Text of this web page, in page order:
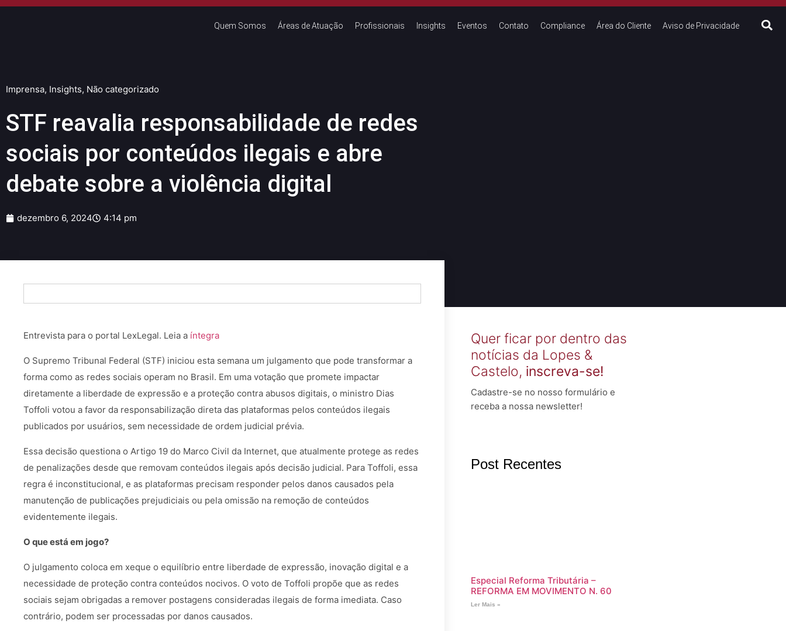
Quem Somos Áreas de Atuação Profissionais Insights Eventos Contato Compliance Área do Cliente Aviso de Privacidade
Imprensa, Insights, Não categorizado
STF reavalia responsabilidade de redes
sociais por conteúdos ilegais e abre
debate sobre a violência digital
dezembro 6, 2024 4:14 pm
Entrevista para o portal LexLegal. Leia a íntegra
O Supremo Tribunal Federal (STF) iniciou esta semana um julgamento que pode transformar a
forma como as redes sociais operam no Brasil. Em uma votação que promete impactar
diretamente a liberdade de expressão e a proteção contra abusos digitais, o ministro Dias
Toffoli votou a favor da responsabilização direta das plataformas pelos conteúdos ilegais
publicados por usuários, sem necessidade de ordem judicial prévia.
Essa decisão questiona o Artigo 19 do Marco Civil da Internet, que atualmente protege as redes
de penalizações desde que removam conteúdos ilegais após decisão judicial. Para Toffoli, essa
regra é inconstitucional, e as plataformas precisam responder pelos danos causados pela
manutenção de publicações prejudiciais ou pela omissão na remoção de conteúdos
evidentemente ilegais.
O que está em jogo?
O julgamento coloca em xeque o equilíbrio entre liberdade de expressão, inovação digital e a
necessidade de proteção contra conteúdos nocivos. O voto de Toffoli propõe que as redes
sociais sejam obrigadas a remover postagens consideradas ilegais de forma imediata. Caso
contrário, podem ser processadas por danos causados.
Quer ficar por dentro das
notícias da Lopes &
Castelo, inscreva-se!
Cadastre-se no nosso formulário e
receba a nossa newsletter!
Post Recentes
Especial Reforma Tributária –
REFORMA EM MOVIMENTO N. 60
Ler Mais »